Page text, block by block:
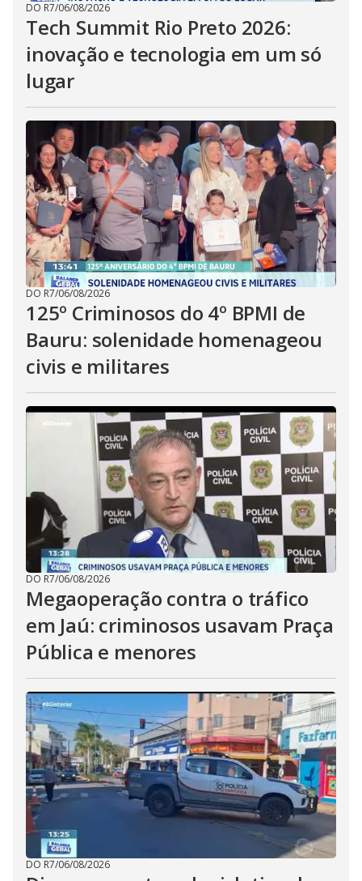
DO R7/06/08/2026
Tech Summit Rio Preto 2026:
inovação e tecnologia em um só
lugar
DO R7/06/08/2026
125º Criminosos do 4º BPMI de
Bauru: solenidade homenageou
civis e militares
DO R7/06/08/2026
Megaoperação contra o tráfico
em Jaú: criminosos usavam Praça
Pública e menores
DO R7/06/08/2026